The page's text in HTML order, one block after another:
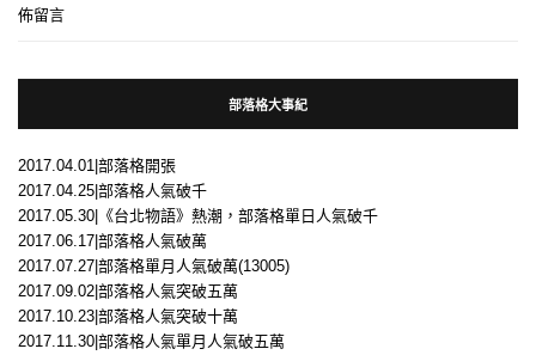
佈留言
部落格大事紀
2017.04.01|部落格開張
2017.04.25|部落格人氣破千
2017.05.30|《台北物語》熱潮，部落格單日人氣破千
2017.06.17|部落格人氣破萬
2017.07.27|部落格單月人氣破萬(13005)
2017.09.02|部落格人氣突破五萬
2017.10.23|部落格人氣突破十萬
2017.11.30|部落格人氣單月人氣破五萬